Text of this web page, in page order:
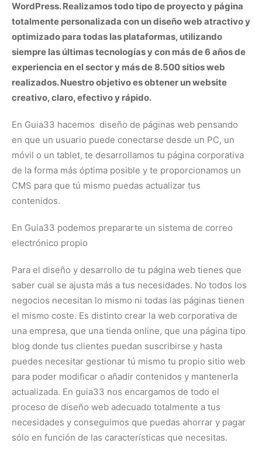
WordPress. Realizamos todo tipo de proyecto y página
totalmente personalizada con un diseño web atractivo y
optimizado para todas las plataformas, utilizando
siempre las últimas tecnologías y con más de 6 años de
experiencia en el sector y más de 8.500 sitios web
realizados. Nuestro objetivo es obtener un website
creativo, claro, efectivo y rápido.
En Guia33 hacemos diseño de páginas web pensando
en que un usuario puede conectarse desde un PC, un
móvil o un tablet, te desarrollamos tu página corporativa
de la forma más óptima posible y te proporcionamos un
CMS para que tú mismo puedas actualizar tus
contenidos.
En Guia33 podemos prepararte un sistema de correo
electrónico propio
Para el diseño y desarrollo de tu página web tienes que
saber cual se ajusta más a tus necesidades. No todos los
negocios necesitan lo mismo ni todas las páginas tienen
el mismo coste. Es distinto crear la web corporativa de
una empresa, que una tienda online, que una página tipo
blog donde tus clientes puedan suscribirse y hasta
puedes necesitar gestionar tú mismo tu propio sitio web
para poder modificar o añadir contenidos y mantenerla
actualizada. En guia33 nos encargamos de todo el
proceso de diseño web adecuado totalmente a tus
necesidades y conseguimos que puedas ahorrar y pagar
sólo en función de las características que necesitas.